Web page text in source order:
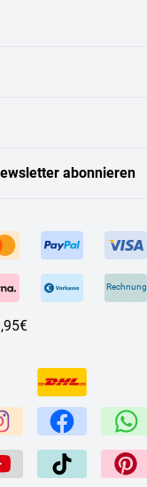
Rechnung
abonnieren